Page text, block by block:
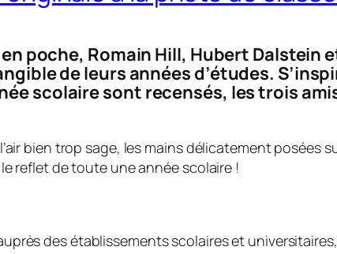
poche, Romain Hill, Hubert
de leurs années d’études.
scolaire sont recensés, les trois
bien trop sage, les mains délicatement posées
reflet de toute une année scolaire !
des établissements scolaires et